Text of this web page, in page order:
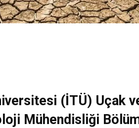
(İTÜ) Uçak
Mühendisliği